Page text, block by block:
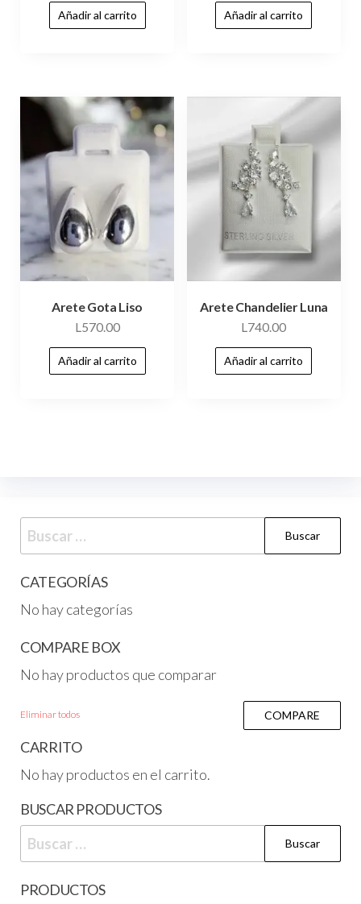
Añadir al carrito Añadir al carrito
Arete Gota Liso
L570.00
Añadir al carrito
Arete Chandelier Luna
L740.00
Añadir al carrito
CATEGORÍAS
No hay categorías
COMPARE BOX
No hay productos que comparar
Eliminar todos COMPARE
CARRITO
No hay productos en el carrito.
BUSCAR PRODUCTOS
PRODUCTOS